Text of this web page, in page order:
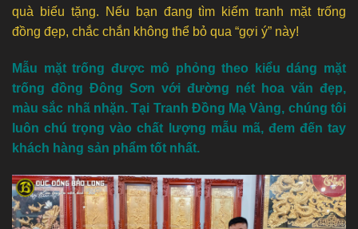
quà biếu tặng. Nếu bạn đang tìm kiếm tranh mặt trống
đồng đẹp, chắc chắn không thể bỏ qua “gợi ý” này!
Mẫu mặt trống được mô phỏng theo kiểu dáng mặt
trống đồng Đông Sơn với đường nét hoa văn đẹp,
màu sắc nhã nhặn. Tại Tranh Đồng Mạ Vàng, chúng tôi
luôn chú trọng vào chất lượng mẫu mã, đem đến tay
khách hàng sản phẩm tốt nhất.